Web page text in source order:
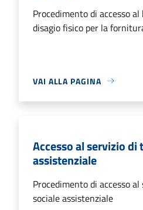
Procedimento di accesso
disagio fisico per la
VAI ALLA PAGINA
Accesso al servizio
assistenziale
Procedimento di accesso
sociale assistenziale